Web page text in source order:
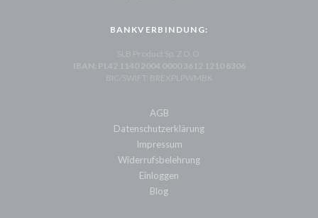
BANKVERBINDUNG:
SLB Product Sp. Z O.O.
IBAN: PL42 1140 2004 0000 3612 1210 8306
BIC/SWIFT: BREXPLPWMBK
AGB
Datenschutzerklärung
Impressum
Widerrufsbelehrung
Einloggen
Blog